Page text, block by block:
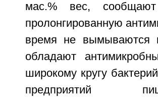
мас.% вес,
пролонгированную
время не вымываются
обладают
широкому кругу
предприятий